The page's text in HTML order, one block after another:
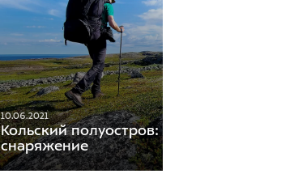
10.06.2021
Кольский полуостров: сезоны, маршруты,
снаряжение